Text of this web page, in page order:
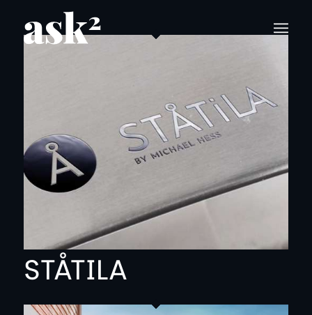
STÅTILA